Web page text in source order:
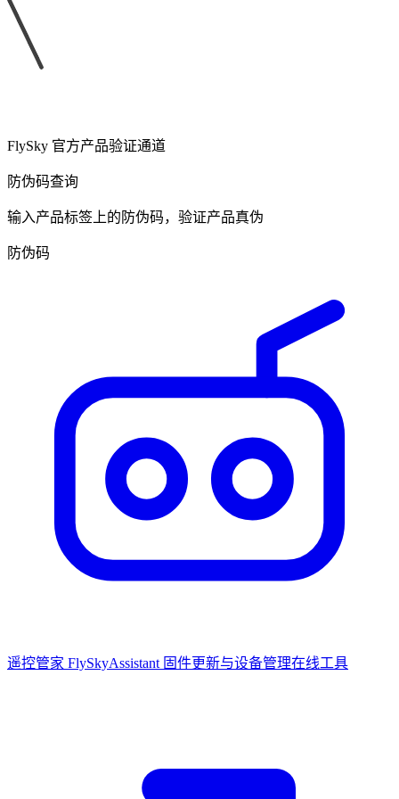
FlySky 官方产品验证通道
防伪码查询
输入产品标签上的防伪码，验证产品真伪
防伪码
遥控管家 FlySkyAssistant 固件更新与设备管理在线工具